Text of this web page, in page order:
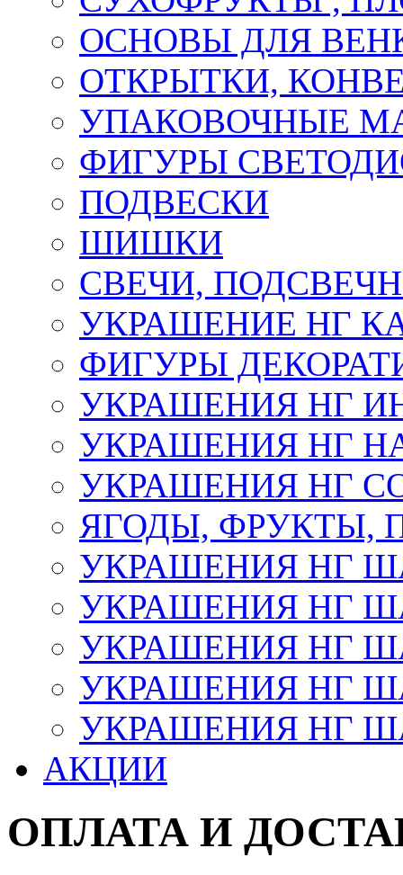
ОСНОВЫ ДЛЯ
ОТКРЫТКИ,
УПАКОВОЧНЫЕ
ФИГУРЫ
ПОДВЕСКИ
ШИШКИ
СВЕЧИ,
УКРАШЕНИЕ НГ
ФИГУРЫ
УКРАШЕНИЯ НГ
УКРАШЕНИЯ НГ
УКРАШЕНИЯ НГ
ЯГОДЫ, ФРУКТЫ,
УКРАШЕНИЯ НГ
УКРАШЕНИЯ НГ
УКРАШЕНИЯ НГ
УКРАШЕНИЯ НГ
УКРАШЕНИЯ НГ
АКЦИИ
ОПЛАТА И